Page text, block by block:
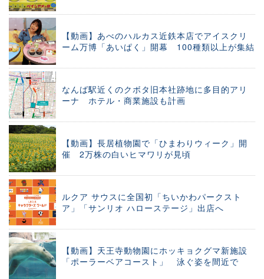
【動画】あべのハルカス近鉄本店でアイスクリ
ーム万博「あいぱく」開幕 100種類以上が集結
なんば駅近くのクボタ旧本社跡地に多目的アリ
ーナ ホテル・商業施設も計画
【動画】長居植物園で「ひまわりウィーク」開
催 2万株の白いヒマワリが見頃
ルクア サウスに全国初「ちいかわパークスト
ア」「サンリオ ハローステージ」出店へ
【動画】天王寺動物園にホッキョクグマ新施設
「ポーラーベアコースト」 泳ぐ姿を間近で